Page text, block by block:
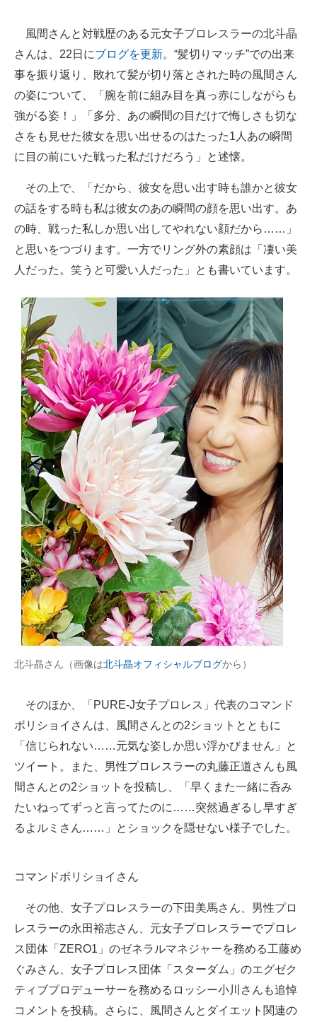
製造業のIT導入・活用を支援
エレクトロニクス専門サイト
エネルギーの専門メディア
建設×テクノロジーの最前線
風間さんと対戦歴のある元女子プロレスラーの北斗晶
さんは、22日にブログを更新。“髪切りマッチ”での出来
事を振り返り、敗れて髪が切り落とされた時の風間さん
の姿について、「腕を前に組み目を真っ赤にしながらも
強がる姿！」「多分、あの瞬間の目だけで悔しさも切な
さをも見せた彼女を思い出せるのはたった1人あの瞬間
に目の前にいた戦った私だけだろう」と述懐。
その上で、「だから、彼女を思い出す時も誰かと彼女
の話をする時も私は彼女のあの瞬間の顔を思い出す。あ
の時、戦った私しか思い出してやれない顔だから……」
と思いをつづります。一方でリング外の素顔は「凄い美
人だった。笑うと可愛い人だった」とも書いています。
北斗晶さん（画像は北斗晶オフィシャルブログから）
そのほか、「PURE-J女子プロレス」代表のコマンド
ボリショイさんは、風間さんとの2ショットとともに
「信じられない……元気な姿しか思い浮かびません」と
ツイート。また、男性プロレスラーの丸藤正道さんも風
間さんとの2ショットを投稿し、「早くまた一緒に呑み
たいねってずっと言ってたのに……突然過ぎるし早すぎ
るよルミさん……」とショックを隠せない様子でした。
コマンドボリショイさん
その他、女子プロレスラーの下田美馬さん、男性プロ
レスラーの永田裕志さん、元女子プロレスラーでプロレ
ス団体「ZERO1」のゼネラルマネジャーを務める工藤め
ぐみさん、女子プロレス団体「スターダム」のエグゼク
ティブプロデューサーを務めるロッシー小川さんも追悼
コメントを投稿。さらに、風間さんとダイエット関連の